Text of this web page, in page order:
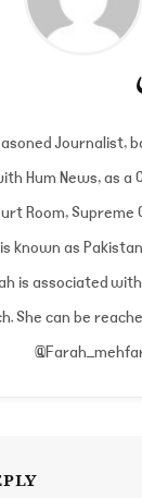
Journalist,
Hum News, as a
Room, Supreme
known as
is associated
She can be